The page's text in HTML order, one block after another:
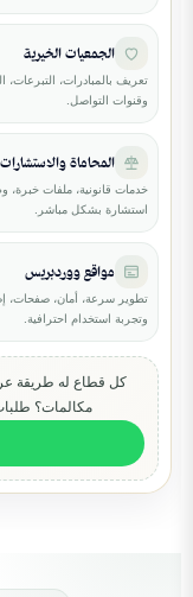
الجمعيات الخيرية
تعريف بالمبادرات، التبرعات،
وقنوات التواصل.
المحاماة والاستشارات
خدمات قانونية، ملفات خبرة،
استشارة بشكل مباشر.
مواقع ووردبريس
تطوير سرعة، أمان، صفحات،
وتجربة استخدام احترافية.
كل قطاع له طريقة
مكالمات؟